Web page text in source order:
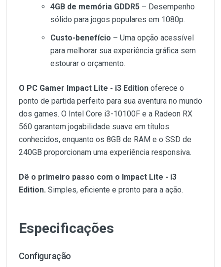
4GB de memória GDDR5 – Desempenho
sólido para jogos populares em 1080p.
Custo-benefício – Uma opção acessível
para melhorar sua experiência gráfica sem
estourar o orçamento.
O PC Gamer Impact Lite - i3 Edition oferece o
ponto de partida perfeito para sua aventura no mundo
dos games. O Intel Core i3-10100F e a Radeon RX
560 garantem jogabilidade suave em títulos
conhecidos, enquanto os 8GB de RAM e o SSD de
240GB proporcionam uma experiência responsiva.
Dê o primeiro passo com o Impact Lite - i3
Edition. Simples, eficiente e pronto para a ação.
Especificações
Configuração